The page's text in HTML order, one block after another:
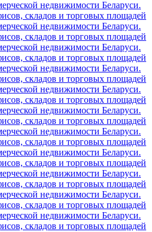
недвижимости Беларуси.
складов и торговых площадей
недвижимости Беларуси.
складов и торговых площадей
недвижимости Беларуси.
складов и торговых площадей
недвижимости Беларуси.
складов и торговых площадей
недвижимости Беларуси.
складов и торговых площадей
недвижимости Беларуси.
складов и торговых площадей
недвижимости Беларуси.
складов и торговых площадей
недвижимости Беларуси.
складов и торговых площадей
недвижимости Беларуси.
складов и торговых площадей
недвижимости Беларуси.
складов и торговых площадей
недвижимости Беларуси.
складов и торговых площадей